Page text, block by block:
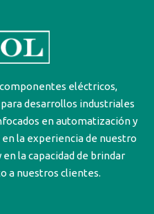
eléctricos,
desarrollos industriales
en automatización y
la experiencia de nuestro
la capacidad de brindar
a nuestros clientes.